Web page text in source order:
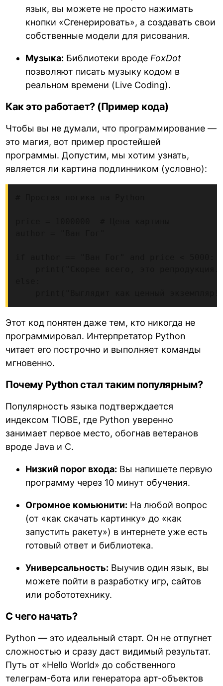
язык, вы можете не просто нажимать
кнопки «Сгенерировать», а создавать свои
собственные модели для рисования.
Музыка: Библиотеки вроде FoxDot
позволяют писать музыку кодом в
реальном времени (Live Coding).
Как это работает? (Пример кода)
Чтобы вы не думали, что программирование —
это магия, вот пример простейшей
программы. Допустим, мы хотим узнать,
является ли картина подлинником (условно):
Этот код понятен даже тем, кто никогда не
программировал. Интерпретатор Python
читает его построчно и выполняет команды
мгновенно.
Почему Python стал таким популярным?
Популярность языка подтверждается
индексом TIOBE, где Python уверенно
занимает первое место, обогнав ветеранов
вроде Java и C.
Низкий порог входа: Вы напишете первую
программу через 10 минут обучения.
Огромное комьюнити: На любой вопрос
(от «как скачать картинку» до «как
запустить ракету») в интернете уже есть
готовый ответ и библиотека.
Универсальность: Выучив один язык, вы
можете пойти в разработку игр, сайтов
или робототехнику.
С чего начать?
Python — это идеальный старт. Он не отпугнет
сложностью и сразу даст видимый результат.
Путь от «Hello World» до собственного
телеграм-бота или генератора арт-объектов